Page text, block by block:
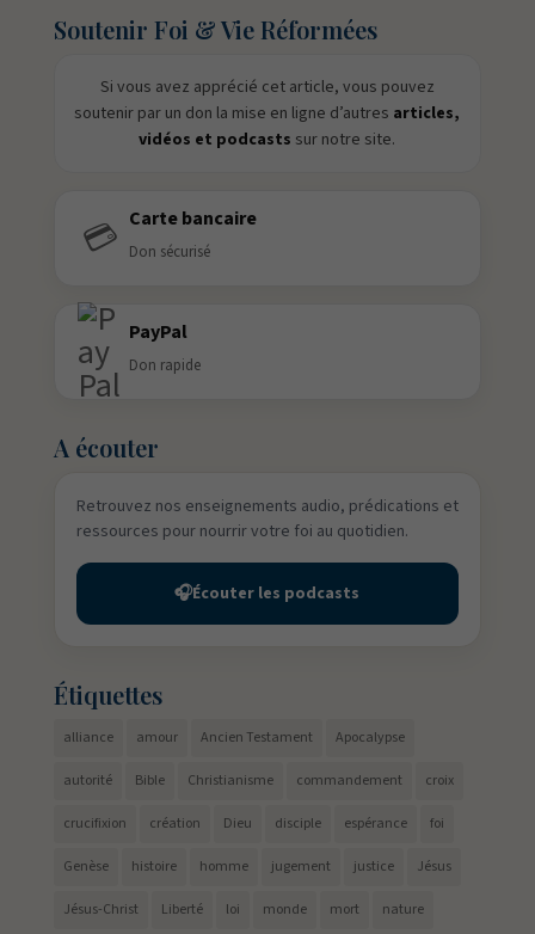
Soutenir Foi & Vie Réformées
Si vous avez apprécié cet article, vous pouvez
soutenir par un don la mise en ligne d’autres articles,
vidéos et podcasts sur notre site.
💳 Carte bancaire
Don sécurisé
PayPal
Don rapide
A écouter
Retrouvez nos enseignements audio, prédications et
ressources pour nourrir votre foi au quotidien.
🎧Écouter les podcasts
Étiquettes
alliance amour Ancien Testament Apocalypse
autorité Bible Christianisme commandement croix
crucifixion création Dieu disciple espérance foi
Genèse histoire homme jugement justice Jésus
Jésus-Christ Liberté loi monde mort nature